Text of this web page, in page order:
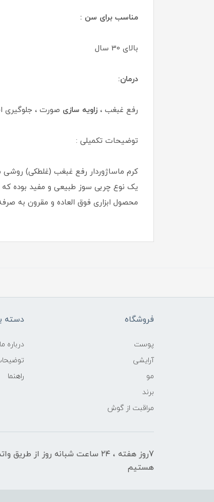
مناسب برای سن :
بالای 30 سال
درمان:
رفع غبغب ، زاویه سازی صورت ، جلوگیری
توضیحات تکمیلی :
یک نوع چربی سوز طبیعی و مفید بوده که
محصول ابزاری فوق العاده و مقرون به
فروشگاه
پوست
آرایشی
مو
برند
مراقبت از گوش
دسته
درباره ما
راهنما
7روز هفته ، ۲۴ ساعت شبانه‌ روز
هستیم